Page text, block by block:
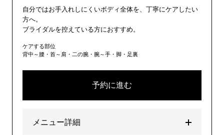
自分ではお手入れしにくいボディ全体を、丁寧にケアしたい
方へ。
ブライダルを控えている方におすすめ。
ケアする部位
背中～腰・首～肩・二の腕・腕～手・脚・足裏
予約に進む
メニュー詳細